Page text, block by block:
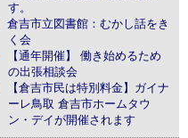
す。
倉吉市立図書館：むかし話をき
く会
【通年開催】 働き始めるため
の出張相談会
【倉吉市民は特別料金】ガイナ
ーレ鳥取 倉吉市ホームタウ
ン・デイが開催されます